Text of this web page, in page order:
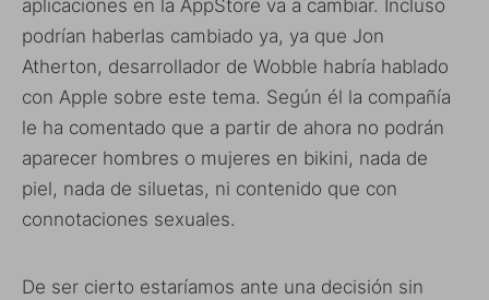
aplicaciones en la AppStore va a cambiar. Incluso
podrían haberlas cambiado ya, ya que Jon
Atherton, desarrollador de Wobble habría hablado
con Apple sobre este tema. Según él la compañía
le ha comentado que a partir de ahora no podrán
aparecer hombres o mujeres en bikini, nada de
piel, nada de siluetas, ni contenido que con
connotaciones sexuales.
De ser cierto estaríamos ante una decisión sin